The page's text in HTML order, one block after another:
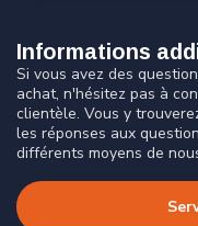
Informations
Si vous avez des
achat, n'hésitez pas à
clientèle. Vous y
les réponses aux
différents moyens de